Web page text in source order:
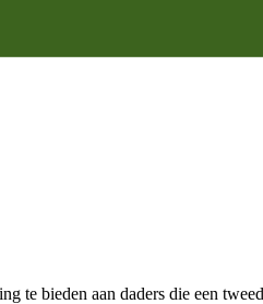
te bieden aan daders die een